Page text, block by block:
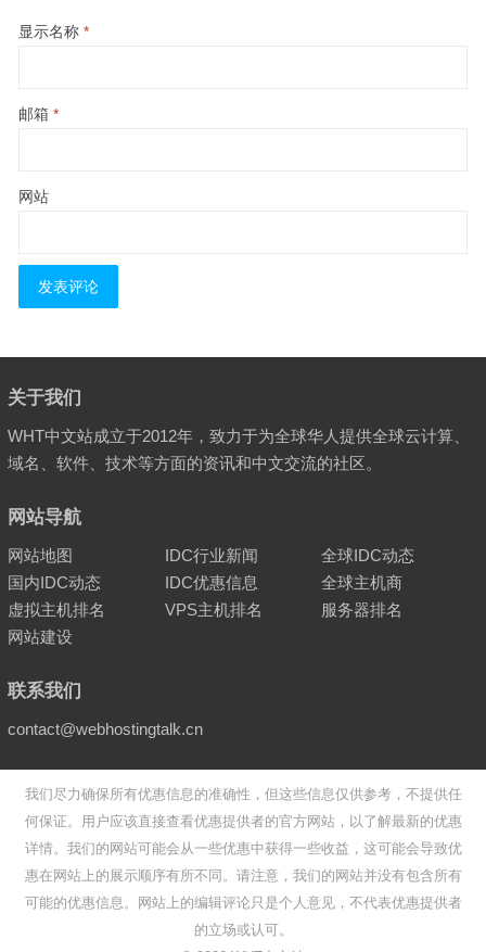
显示名称 *
邮箱 *
网站
关于我们
WHT中文站成立于2012年，致力于为全球华人提供全球云计算、
域名、软件、技术等方面的资讯和中文交流的社区。
网站导航
网站地图 IDC行业新闻
全球IDC动态
国内IDC动态
IDC优惠信息
全球主机商
虚拟主机排名
VPS主机排名
服务器排名
网站建设
联系我们
contact@webhostingtalk.cn
我们尽力确保所有优惠信息的准确性，但这些信息仅供参考，不提供任
何保证。用户应该直接查看优惠提供者的官方网站，以了解最新的优惠
详情。我们的网站可能会从一些优惠中获得一些收益，这可能会导致优
惠在网站上的展示顺序有所不同。请注意，我们的网站并没有包含所有
可能的优惠信息。网站上的编辑评论只是个人意见，不代表优惠提供者
的立场或认可。